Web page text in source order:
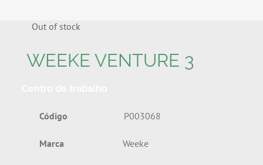
Out of stock
WEEKE VENTURE 3
Código P003068
MarcaWeeke